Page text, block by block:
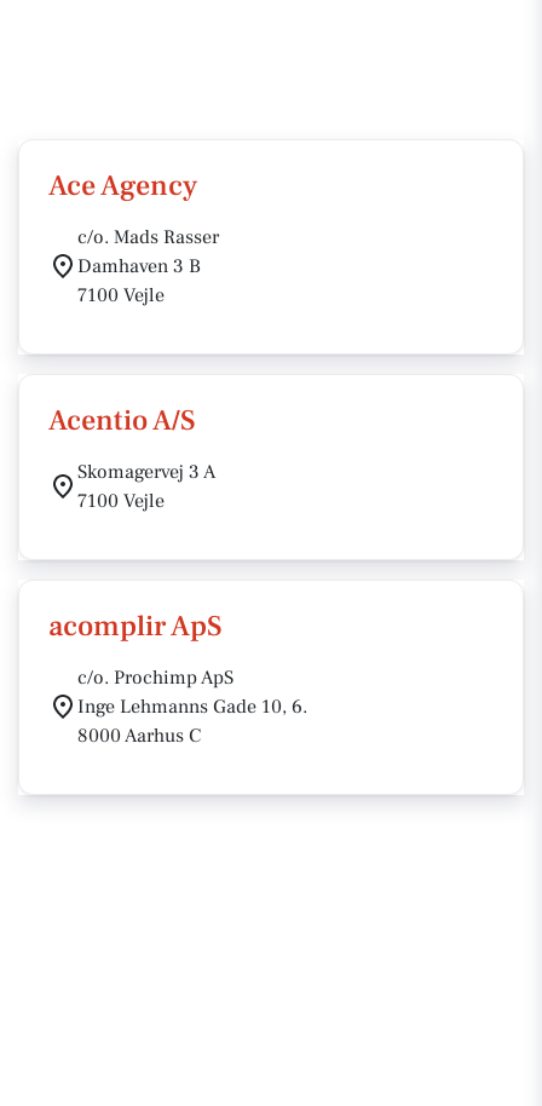
Ace Agency
c/o. Mads Rasser
Damhaven 3 B
7100 Vejle
Acentio A/S
Skomagervej 3 A
7100 Vejle
acomplir ApS
c/o. Prochimp ApS
Inge Lehmanns Gade 10, 6.
8000 Aarhus C